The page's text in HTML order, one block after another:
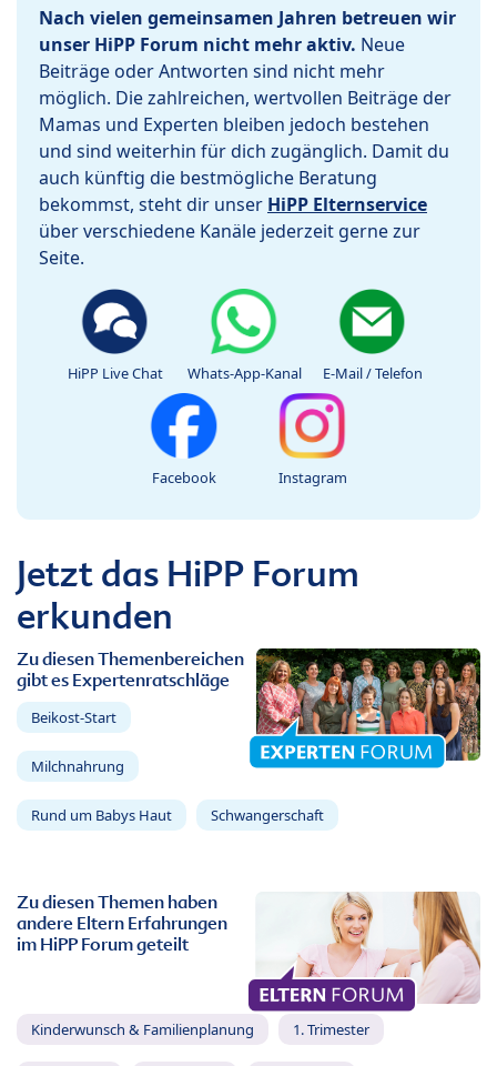
Nach vielen gemeinsamen Jahren betreuen wir
unser HiPP Forum nicht mehr aktiv. Neue
Beiträge oder Antworten sind nicht mehr
möglich. Die zahlreichen, wertvollen Beiträge der
Mamas und Experten bleiben jedoch bestehen
und sind weiterhin für dich zugänglich. Damit du
auch künftig die bestmögliche Beratung
bekommst, steht dir unser HiPP Elternservice
über verschiedene Kanäle jederzeit gerne zur
Seite.
HiPP Live Chat Whats-App-Kanal E-Mail / Telefon
Facebook Instagram
Jetzt das HiPP Forum
erkunden
Zu diesen Themenbereichen
gibt es Expertenratschläge
Beikost-Start
Milchnahrung
Rund um Babys Haut Schwangerschaft
Zu diesen Themen haben
andere Eltern Erfahrungen
im HiPP Forum geteilt
Kinderwunsch & Familienplanung 1. Trimester